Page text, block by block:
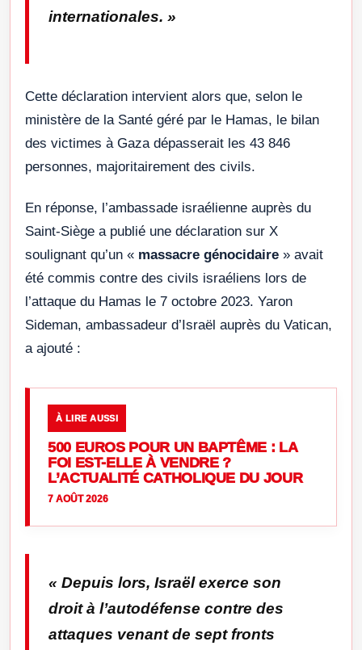
internationales. »
Cette déclaration intervient alors que, selon le
ministère de la Santé géré par le Hamas, le bilan
des victimes à Gaza dépasserait les 43 846
personnes, majoritairement des civils.
En réponse, l’ambassade israélienne auprès du
Saint-Siège a publié une déclaration sur X
soulignant qu’un « massacre génocidaire » avait
été commis contre des civils israéliens lors de
l’attaque du Hamas le 7 octobre 2023. Yaron
Sideman, ambassadeur d’Israël auprès du Vatican,
a ajouté :
À LIRE AUSSI
500 EUROS POUR UN BAPTÊME : LA
FOI EST-ELLE À VENDRE ?
L’ACTUALITÉ CATHOLIQUE DU JOUR
7 AOÛT 2026
« Depuis lors, Israël exerce son
droit à l’autodéfense contre des
attaques venant de sept fronts